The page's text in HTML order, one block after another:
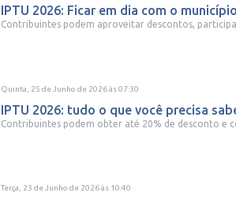
IPTU 2026: Ficar em dia com o
Contribuintes podem aproveitar descontos,
Quinta, 25 de Junho de 2026às07:30
IPTU 2026: tudo o que você precisa
Contribuintes podem obter até 20% de desconto e
Terça, 23 de Junho de 2026às 10:40